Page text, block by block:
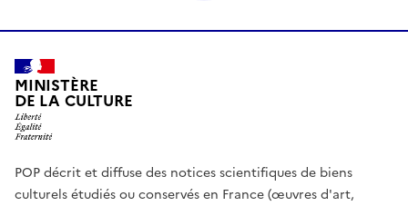
MINISTÈRE
DE LA CULTURE
POP décrit et diffuse des notices scientifiques de biens
culturels étudiés ou conservés en France (œuvres d'art,